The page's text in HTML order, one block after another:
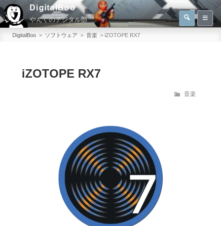
コ
ン
DigitalBoo
やんぐのデジタル部
検
検
索
DigitalBoo > ソフトウェア > 音楽 > iZOTOPE RX7
iZOTOPE RX7
カ
音楽